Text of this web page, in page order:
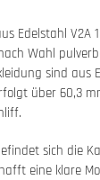
Edelstahl V2A
Wahl
sind aus
über 60,3
sich die
eine klare